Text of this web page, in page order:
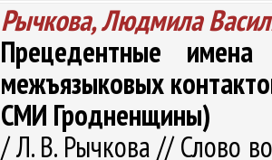
Рычкова, Людмила
Прецедентные
межъязыковых
СМИ Гродненщины)
/ Л. В. Рычкова // Слово